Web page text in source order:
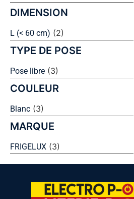
DIMENSION
L (< 60 cm) (2)
TYPE DE POSE
Pose libre (3)
COULEUR
Blanc (3)
MARQUE
FRIGELUX (3)